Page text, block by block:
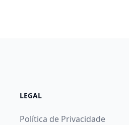
LEGAL
Política de Privacidade